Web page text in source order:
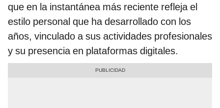
que en la instantánea más reciente refleja el
estilo personal que ha desarrollado con los
años, vinculado a sus actividades profesionales
y su presencia en plataformas digitales.